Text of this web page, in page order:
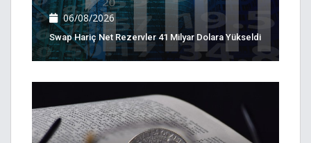
06/08/2026
Swap Hariç Net Rezervler 41 Milyar Dolara Yükseldi